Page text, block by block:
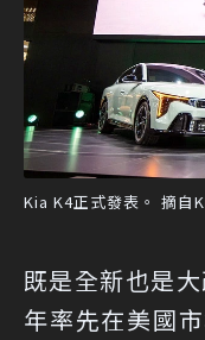
Kia K4正式發表。 摘自
既是全新也是
年率先在美國